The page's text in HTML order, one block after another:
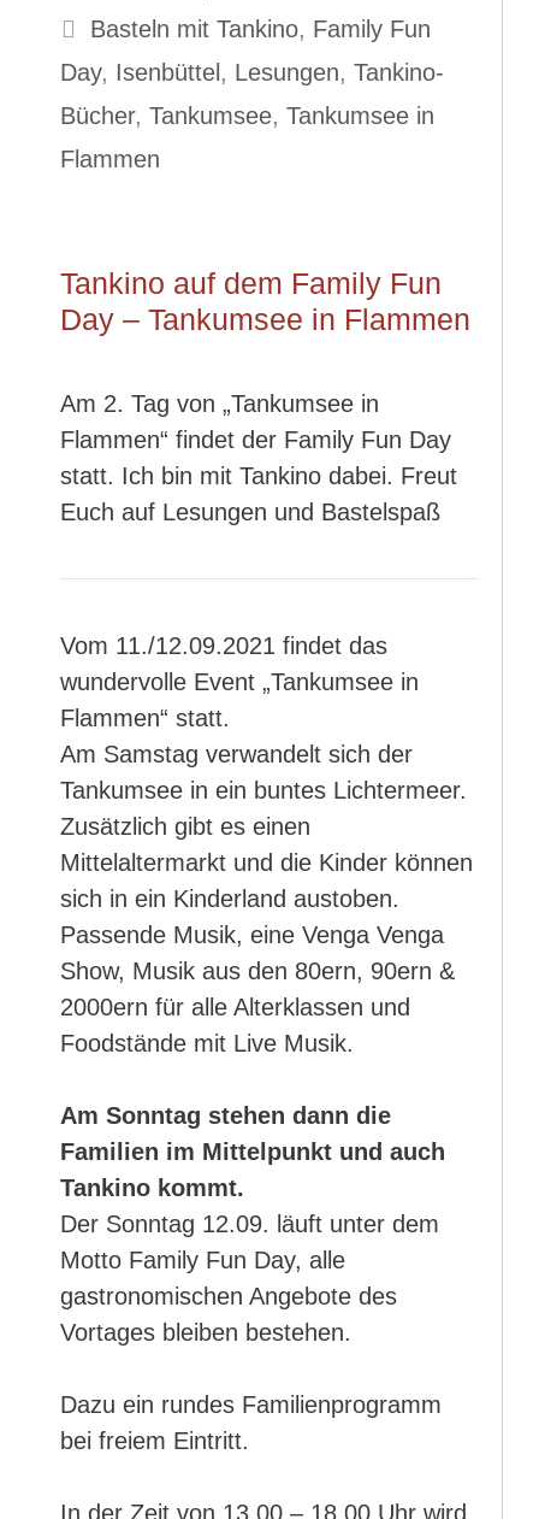
Schlagwörter
Basteln mit Tankino, Family Fun
Day, Isenbüttel , Lesungen, Tankino-
Bücher, Tankumsee, Tankumsee in
Flammen
Tankino auf dem Family Fun
Day – Tankumsee in Flammen
Am 2. Tag von „Tankumsee in
Flammen“ findet der Family Fun Day
statt. Ich bin mit Tankino dabei. Freut
Euch auf Lesungen und Bastelspaß
Vom 11./12.09.2021 findet das
wundervolle Event „Tankumsee in
Flammen“ statt.
Am Samstag verwandelt sich der
Tankumsee in ein buntes Lichtermeer.
Zusätzlich gibt es einen
Mittelaltermarkt und die Kinder können
sich in ein Kinderland austoben.
Passende Musik, eine Venga Venga
Show, Musik aus den 80ern, 90ern &
2000ern für alle Alterklassen und
Foodstände mit Live Musik.
Am Sonntag stehen dann die
Familien im Mittelpunkt und auch
Tankino kommt.
Der Sonntag 12.09. läuft unter dem
Motto Family Fun Day, alle
gastronomischen Angebote des
Vortages bleiben bestehen.
Dazu ein rundes Familienprogramm
bei freiem Eintritt.
In der Zeit von 13.00 – 18.00 Uhr wird